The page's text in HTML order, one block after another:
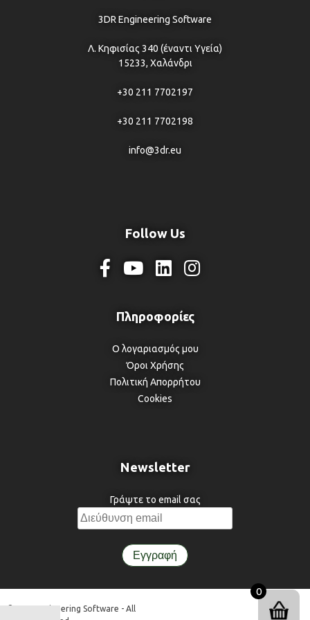
3DR Engineering Software
Λ. Κηφισίας 340 (έναντι Υγεία)
15233, Χαλάνδρι
+30 211 7702197
+30 211 7702198
info@3dr.eu
Follow Us
Ο λογαριασμός μου
Όροι Χρήσης
Πολιτική Απορρήτου
Cookies
Newsletter
Γράψτε το email σας
© 3DR Engineering Software - All
0